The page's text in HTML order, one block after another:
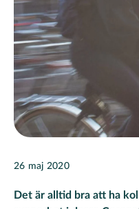
26 maj 2020
Det är alltid bra att ha